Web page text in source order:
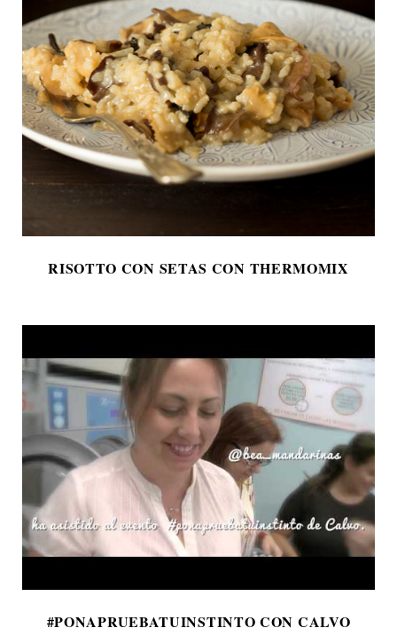
RISOTTO CON SETAS CON THERMOMIX
#PONAPRUEBATUINSTINTO CON CALVO